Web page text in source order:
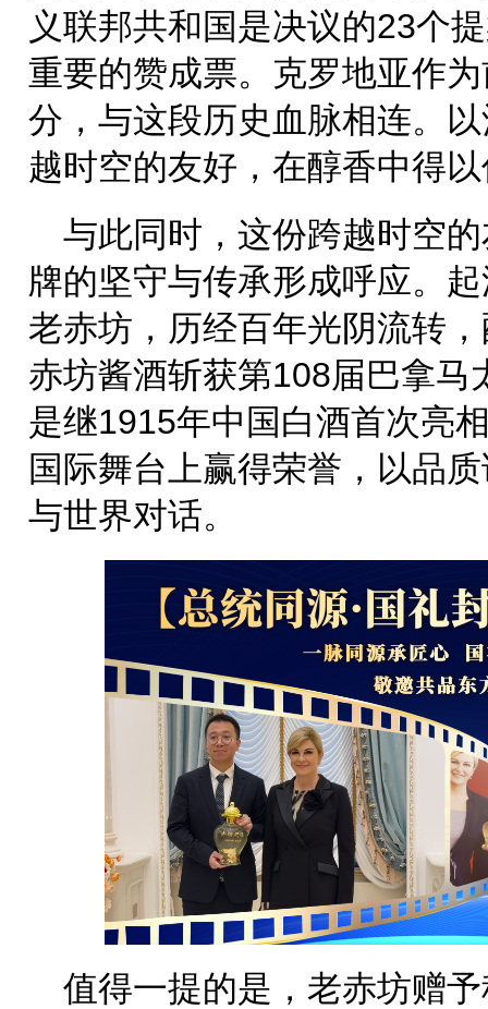
义联邦共和国是决议的23个
重要的赞成票。克罗地亚作
分，与这段历史血脉相连。
越时空的友好，在醇香中得
与此同时，这份跨越时空
牌的坚守与传承形成呼应。
老赤坊，历经百年光阴流转
赤坊酱酒斩获第108届巴拿马
是继1915年中国白酒首次亮
国际舞台上赢得荣誉，以品
与世界对话。
值得一提的是，老赤坊赠